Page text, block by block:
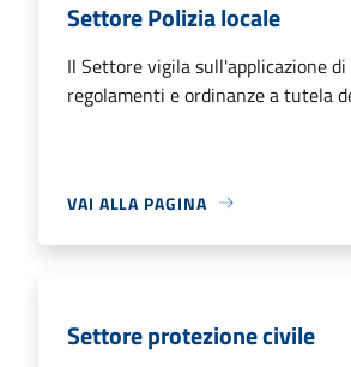
Settore Polizia locale
Il Settore vigila sull'applicazione di
regolamenti e ordinanze a tutela
VAI ALLA PAGINA
Settore protezione civile